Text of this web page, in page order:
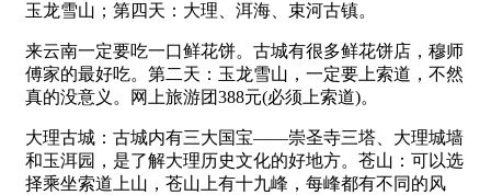
玉龙雪山；第四天：大理、洱海、束河古镇。
来云南一定要吃一口鲜花饼。古城有很多鲜花饼店，穆师
傅家的最好吃。第二天：玉龙雪山，一定要上索道，不然
真的没意义。网上旅游团388元(必须上索道)。
大理古城：古城内有三大国宝——崇圣寺三塔、大理城墙
和玉洱园，是了解大理历史文化的好地方。苍山：可以选
择乘坐索道上山，苍山上有十九峰，每峰都有不同的风